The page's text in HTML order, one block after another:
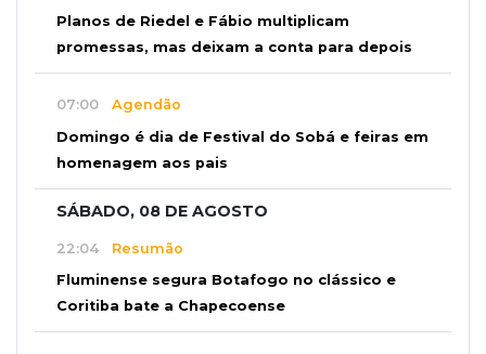
Planos de Riedel e Fábio multiplicam
promessas, mas deixam a conta para depois
07:00 Agendão
Domingo é dia de Festival do Sobá e feiras em
homenagem aos pais
SÁBADO, 08 DE AGOSTO
22:04 Resumão
Fluminense segura Botafogo no clássico e
Coritiba bate a Chapecoense